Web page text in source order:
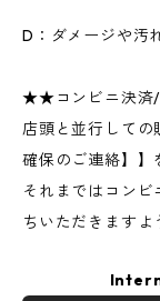
D：ダメージや汚
★★コンビニ決済
店頭と並行しての
確保のご連絡】】
それまではコン
ちいただきますよ